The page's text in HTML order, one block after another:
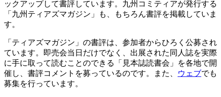
ックアップして書評しています。九州コミティアが発行する
「九州ティアズマガジン」も、もちろん書評を掲載していま
す。
「ティアズマガジン」の書評は、参加者からひろく公募され
ています。即売会当日だけでなく、出展された同人誌を実際
に手に取って読むことのできる「見本誌読書会」を各地で開
催し、書評コメントを募っているのです。また、
ウェブでも
募集を行っています。